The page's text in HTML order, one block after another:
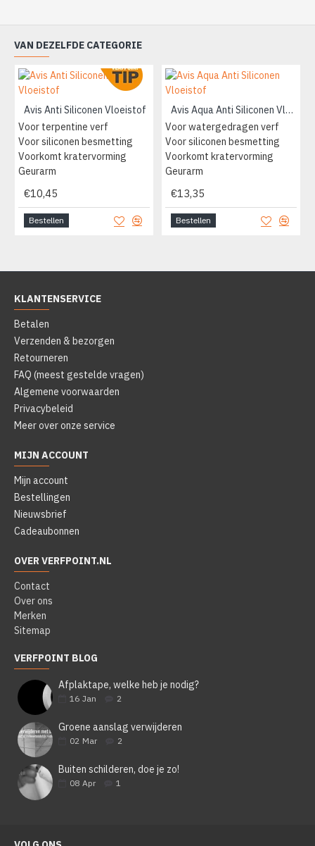
VAN DEZELFDE CATEGORIE
Avis Anti Siliconen Vloeistof
Voor terpentine verf
Voor siliconen besmetting
Voorkomt kratervorming
Geurarm
€10,45
Bestellen
Avis Aqua Anti Siliconen Vloeistof
Voor watergedragen verf
Voor siliconen besmetting
Voorkomt kratervorming
Geurarm
€13,35
Bestellen
KLANTENSERVICE
Betalen
Verzenden & bezorgen
Retourneren
FAQ (meest gestelde vragen)
Algemene voorwaarden
Privacybeleid
Meer over onze service
MIJN ACCOUNT
Mijn account
Bestellingen
Nieuwsbrief
Cadeaubonnen
OVER VERFPOINT.NL
Contact
Over ons
Merken
Sitemap
VERFPOINT BLOG
Afplaktape, welke heb je nodig?
16 Jan 2
Groene aanslag verwijderen
02 Mar 2
Buiten schilderen, doe je zo!
08 Apr 1